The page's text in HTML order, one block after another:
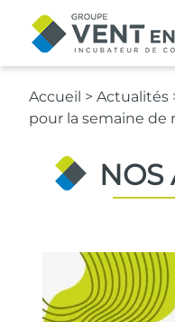
Accueil > Actualités
pour la semaine
NOS